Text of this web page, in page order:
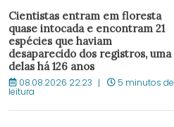
Cientistas entram em floresta
quase intocada e encontram 21
espécies que haviam
desaparecido dos registros, uma
delas há 126 anos
08.08.2026 22:23 5 minutos de
leitura